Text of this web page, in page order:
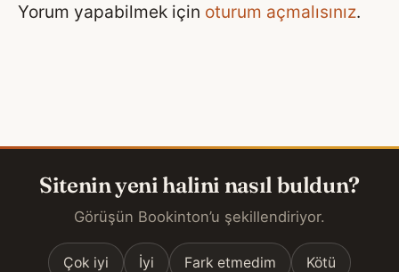
Yorum yapabilmek için oturum açmalısınız.
Sitenin yeni halini nasıl buldun?
Görüşün Bookinton’u şekillendiriyor.
Çok iyi İyi Fark etmedim Kötü